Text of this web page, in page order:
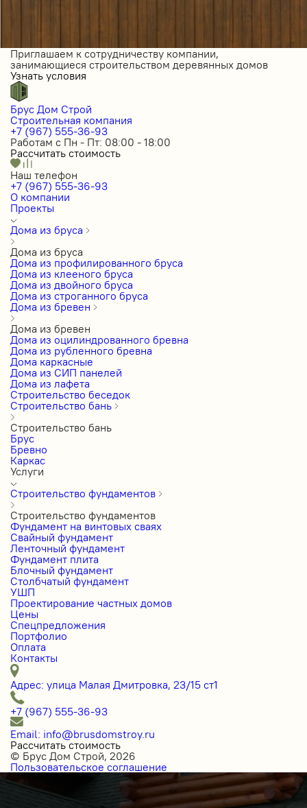
Приглашаем к сотрудничеству компании,
занимающиеся строительством деревянных домов
Узнать условия
Брус Дом Строй
Строительная компания
+7 (967) 555-36-93
Работам с Пн - Пт: 08:00 - 18:00
Рассчитать стоимость
Наш телефон
+7 (967) 555-36-93
О компании
Проекты
Дома из бруса
Дома из бруса
Дома из профилированного бруса
Дома из клееного бруса
Дома из двойного бруса
Дома из строганного бруса
Дома из бревен
Дома из бревен
Дома из оцилиндрованного бревна
Дома из рубленного бревна
Дома каркасные
Дома из СИП панелей
Дома из лафета
Строительство беседок
Строительство бань
Строительство бань
Брус
Бревно
Каркас
Услуги
Строительство фундаментов
Строительство фундаментов
Фундамент на винтовых сваях
Свайный фундамент
Ленточный фундамент
Фундамент плита
Блочный фундамент
Столбчатый фундамент
УШП
Проектирование частных домов
Цены
Спецпредложения
Портфолио
Оплата
Контакты
Адрес: улица Малая Дмитровка, 23/15 ст1
+7 (967) 555-36-93
Email: info@brusdomstroy.ru
Рассчитать стоимость
© Брус Дом Строй, 2026
Пользовательское соглашение